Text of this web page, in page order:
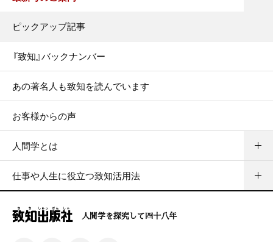
ピックアップ記事
『致知』バックナンバー
あの著名人も致知を読んでいます
お客様からの声
人間学とは
仕事や人生に役立つ致知活用法
人間学を探究して四十八年